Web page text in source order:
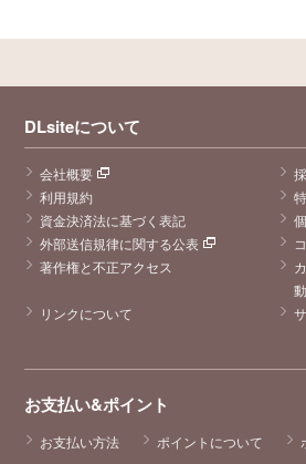
DLsiteについて
会社概要
利用規約
資金決済法に基づく表記
外部送信規律に関する公表
著作権と不正アクセス
リンクについて
お支払い&ポイント
お支払い方法 ポイントについて